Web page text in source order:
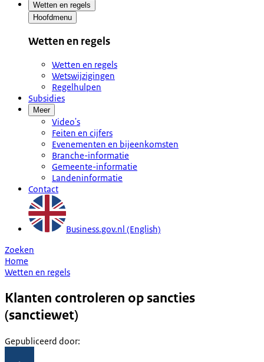
Wetten en regels
Hoofdmenu
Wetten en regels
Wetten en regels
Wetswijzigingen
Regelhulpen
Subsidies
Meer
Video's
Feiten en cijfers
Evenementen en bijeenkomsten
Branche-informatie
Gemeente-informatie
Landeninformatie
Contact
Business.gov.nl (English)
Zoeken
Home
Wetten en regels
Klanten controleren op sancties
(sanctiewet)
Gepubliceerd door: